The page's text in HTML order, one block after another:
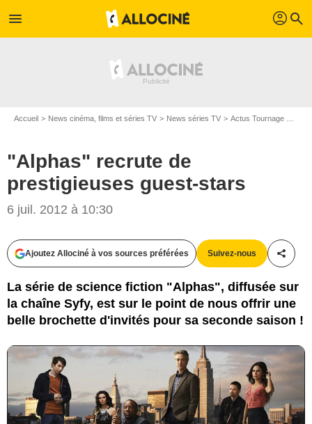
menu profil search
Accueil News cinéma, films et séries TV News séries TV Actus Tournage Séries TV
"Alphas" recrute de
prestigieuses guest-stars
6 juil. 2012 à 10:30
Ajoutez Allociné à vos sources préférées Suivez-nous
La série de science fiction "Alphas", diffusée sur
la chaîne Syfy, est sur le point de nous offrir une
belle brochette d'invités pour sa seconde saison !